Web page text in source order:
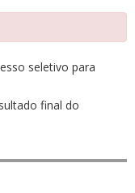
seletivo para
final do